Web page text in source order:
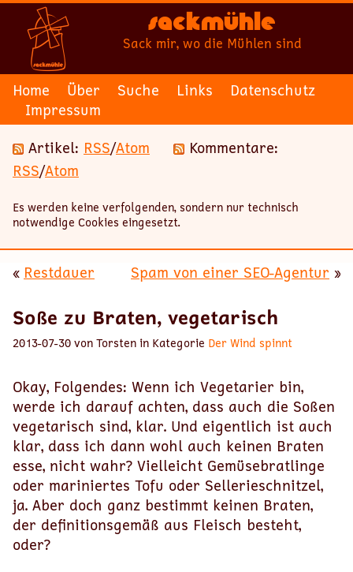
Sackmühle
Sack mir, wo die Mühlen sind
Home Über Suche Links
Datenschutz
Impressum
Artikel: RSS/Atom
Kommentare:
RSS/Atom
Es werden keine verfolgenden, sondern nur technisch
notwendige Cookies eingesetzt.
« Restdauer Spam von einer SEO-Agentur »
Soße zu Braten, vegetarisch
2013-07-30 von Torsten in Kategorie Der Wind spinnt
Okay, Folgendes: Wenn ich Vegetarier bin,
werde ich darauf achten, dass auch die Soßen
vegetarisch sind, klar. Und eigentlich ist auch
klar, dass ich dann wohl auch keinen Braten
esse, nicht wahr? Vielleicht Gemüsebratlinge
oder mariniertes Tofu oder Sellerieschnitzel,
ja. Aber doch ganz bestimmt keinen Braten,
der definitionsgemäß aus Fleisch besteht,
oder?